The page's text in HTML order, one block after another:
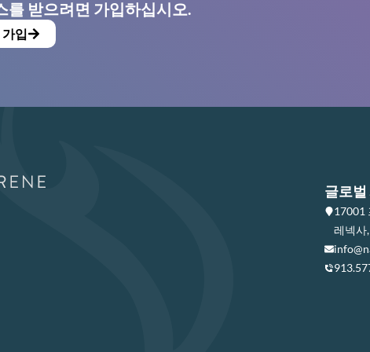
를 받으려면 가입하십시오.
입
글로벌
17001
레넥사